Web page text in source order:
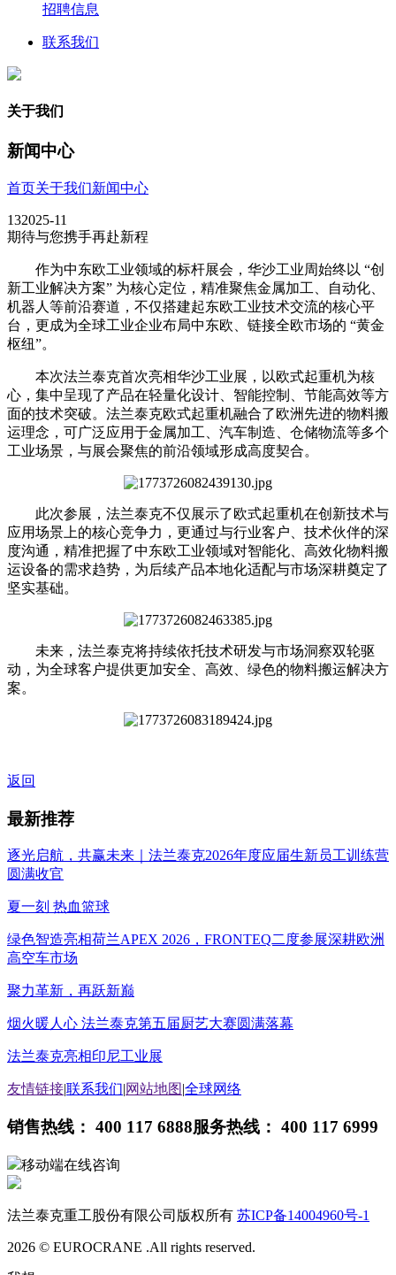
招聘信息
联系我们
关于我们
新闻中心
首页关于我们新闻中心
132025-11
期待与您携手再赴新程
作为中东欧工业领域的标杆展会，华沙工业周始终以 “创
新工业解决方案” 为核心定位，精准聚焦金属加工、自动化、
机器人等前沿赛道，不仅搭建起东欧工业技术交流的核心平
台，更成为全球工业企业布局中东欧、链接全欧市场的 “黄金
枢纽”。
本次法兰泰克首次亮相华沙工业展，以欧式起重机为核
心，集中呈现了产品在轻量化设计、智能控制、节能高效等方
面的技术突破。法兰泰克欧式起重机融合了欧洲先进的物料搬
运理念，可广泛应用于金属加工、汽车制造、仓储物流等多个
工业场景，与展会聚焦的前沿领域形成高度契合。
此次参展，法兰泰克不仅展示了欧式起重机在创新技术与
应用场景上的核心竞争力，更通过与行业客户、技术伙伴的深
度沟通，精准把握了中东欧工业领域对智能化、高效化物料搬
运设备的需求趋势，为后续产品本地化适配与市场深耕奠定了
坚实基础。
未来，法兰泰克将持续依托技术研发与市场洞察双轮驱
动，为全球客户提供更加安全、高效、绿色的物料搬运解决方
案。
返回
最新推荐
逐光启航，共赢未来｜法兰泰克2026年度应届生新员工训练营
圆满收官
夏一刻 热血篮球
绿色智造亮相荷兰APEX 2026，FRONTEQ二度参展深耕欧洲
高空车市场
聚力革新，再跃新巅
烟火暖人心 法兰泰克第五届厨艺大赛圆满落幕
法兰泰克亮相印尼工业展
友情链接|联系我们|网站地图 |全球网络
销售热线： 400 117 6888服务热线： 400 117 6999
移动端在线咨询
法兰泰克重工股份有限公司版权所有 苏ICP备14004960号-1
2026 © EUROCRANE .All rights reserved.